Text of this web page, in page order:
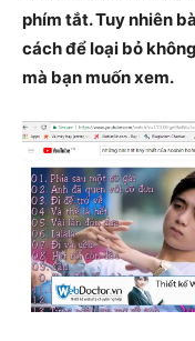
phím tắt. Tuy nhiên
cách để loại bỏ
mà bạn muốn xem.